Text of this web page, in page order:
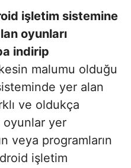
işletim sistemine
oyunları
indirip
malumu olduğu
yer alan
ve oldukça
yer
veya programların
işletim